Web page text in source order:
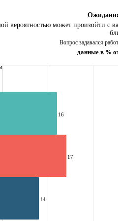
16
17
14
вероятностью может произойти с
Вопрос задавался
данные в %